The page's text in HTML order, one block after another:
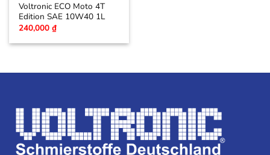
Voltronic ECO Moto 4T
Edition SAE 10W40 1L
240,000₫